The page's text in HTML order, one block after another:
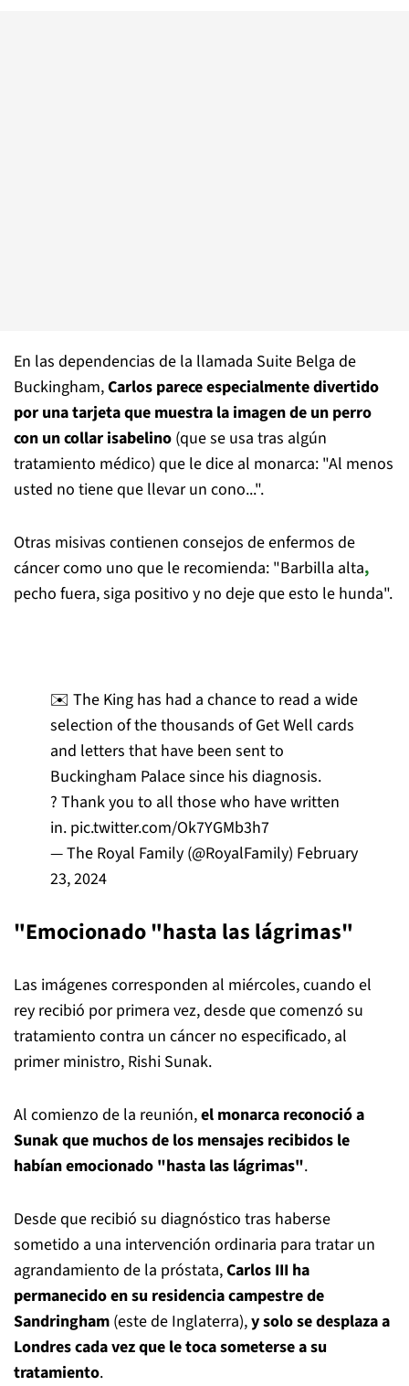
En las dependencias de la llamada Suite Belga de
Buckingham,Carlos parece especialmente divertido
por una tarjeta que muestra la imagen de un perro
con un collar isabelino (que se usa tras algún
tratamiento médico) que le dice al monarca: "Al menos
usted no tiene que llevar un cono...".
Otras misivas contienen consejos de enfermos de
cáncer como uno que le recomienda: "Barbilla alta,
pecho fuera, siga positivo y no deje que esto le hunda".
✉️ The King has had a chance to read a wide
selection of the thousands of Get Well cards
and letters that have been sent to
Buckingham Palace since his diagnosis.
?️ Thank you to all those who have written
in. pic.twitter.com/Ok7YGMb3h7
— The Royal Family (@RoyalFamily) February
23, 2024
"Emocionado "hasta las lágrimas"
Las imágenes corresponden al miércoles, cuando el
rey recibió por primera vez, desde que comenzó su
tratamiento contra un cáncer no especificado, al
primer ministro, Rishi Sunak.
Al comienzo de la reunión,el monarca reconoció a
Sunak que muchos de los mensajes recibidos le
habían emocionado "hasta las lágrimas".
Desde que recibió su diagnóstico tras haberse
sometido a una intervención ordinaria para tratar un
agrandamiento de la próstata,Carlos III ha
permanecido en su residencia campestre de
Sandringham (este de Inglaterra),y solo se desplaza a
Londres cada vez que le toca someterse a su
tratamiento.